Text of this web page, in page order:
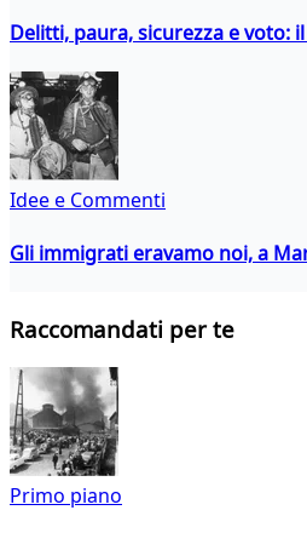
Delitti, paura, sicurezza e voto:
Idee e Commenti
Gli immigrati eravamo noi, a
Raccomandati per te
Primo piano